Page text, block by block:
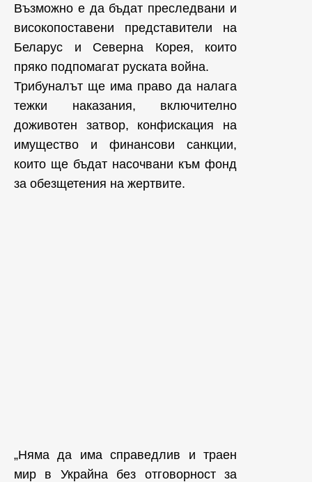
Възможно е да бъдат преследвани и
високопоставени представители на
Беларус и Северна Корея, които
пряко подпомагат руската война.
Трибуналът ще има право да налага
тежки наказания, включително
доживотен затвор, конфискация на
имущество и финансови санкции,
които ще бъдат насочвани към фонд
за обезщетения на жертвите.
„Няма да има справедлив и траен
мир в Украйна без отговорност за